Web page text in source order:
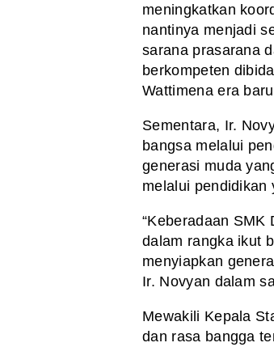
meningkatkan
nantinya menjadi
sarana prasarana
berkompeten
Wattimena era
Sementara, Ir.
bangsa melalui
generasi muda
melalui pendidikan
“Keberadaan SMK
dalam rangka ikut
menyiapkan
Ir. Novyan dalam
Mewakili Kepala
dan rasa bangga